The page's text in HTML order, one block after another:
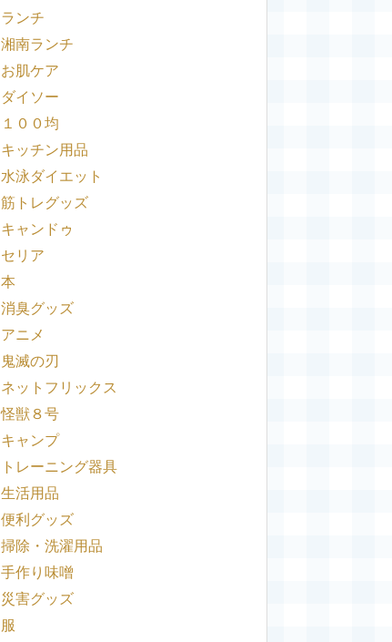
ランチ
湘南ランチ
お肌ケア
ダイソー
１００均
キッチン用品
水泳ダイエット
筋トレグッズ
キャンドゥ
セリア
本
消臭グッズ
アニメ
鬼滅の刃
ネットフリックス
怪獣８号
キャンプ
トレーニング器具
生活用品
便利グッズ
掃除・洗濯用品
手作り味噌
災害グッズ
服